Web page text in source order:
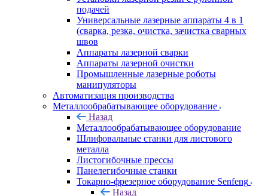
подачей
Универсальные лазерные аппараты 4 в 1
(сварка, резка, очистка, зачистка сварных
швов
Аппараты лазерной сварки
Аппараты лазерной очистки
Промышленные лазерные роботы
манипуляторы
Автоматизация производства
Металлообрабатывающее оборудование
Назад
Металлообрабатывающее оборудование
Шлифовальные станки для листового
металла
Листогибочные прессы
Панелегибочные станки
Токарно-фрезерное оборудование Senfeng
Назад